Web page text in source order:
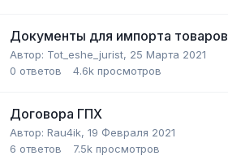
Документы для импорта товаров
Автор: Tot_eshe_jurist, 25 Марта 2021
0 ответов 4.6k просмотров
Договора ГПХ
Автор: Rau4ik, 19 Февраля 2021
6 ответов 7.5k просмотров